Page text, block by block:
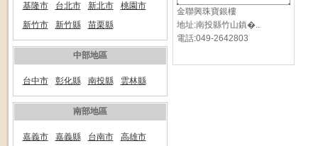
基隆市 台北市 新北市
桃園市
新竹市
新竹縣 苗栗縣
中部地區
台中市 彰化縣 南投縣 雲林縣
南部地區
嘉義市 嘉義縣 台南市
高雄市
金聯興珠寶銀樓
地址:南投縣竹山鎮�..
電話:049-2642803